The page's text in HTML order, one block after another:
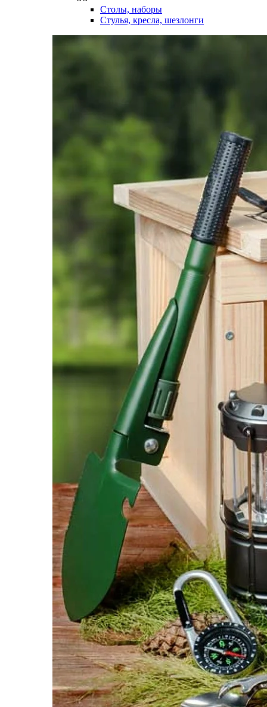
Столы, наборы
Стулья, кресла, шезлонги